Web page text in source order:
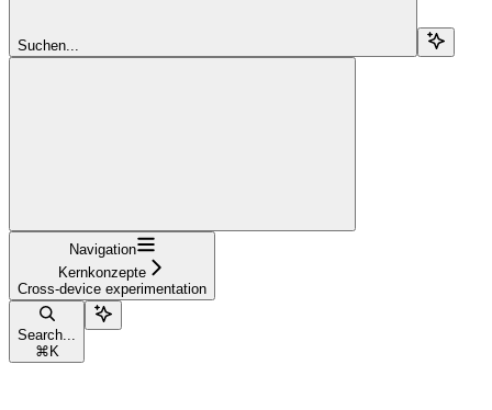
Suchen...
Navigation
Kernkonzepte
Cross-device experimentation
Search...
⌘ K